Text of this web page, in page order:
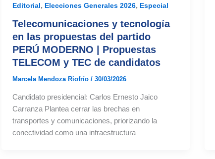
Editorial, Elecciones Generales 2026, Especial
Telecomunicaciones y tecnología
en las propuestas del partido
PERÚ MODERNO | Propuestas
TELECOM y TEC de candidatos
Marcela Mendoza Riofrío/30/03/2026
Candidato presidencial: Carlos Ernesto Jaico
Carranza Plantea cerrar las brechas en
transportes y comunicaciones, priorizando la
conectividad como una infraestructura